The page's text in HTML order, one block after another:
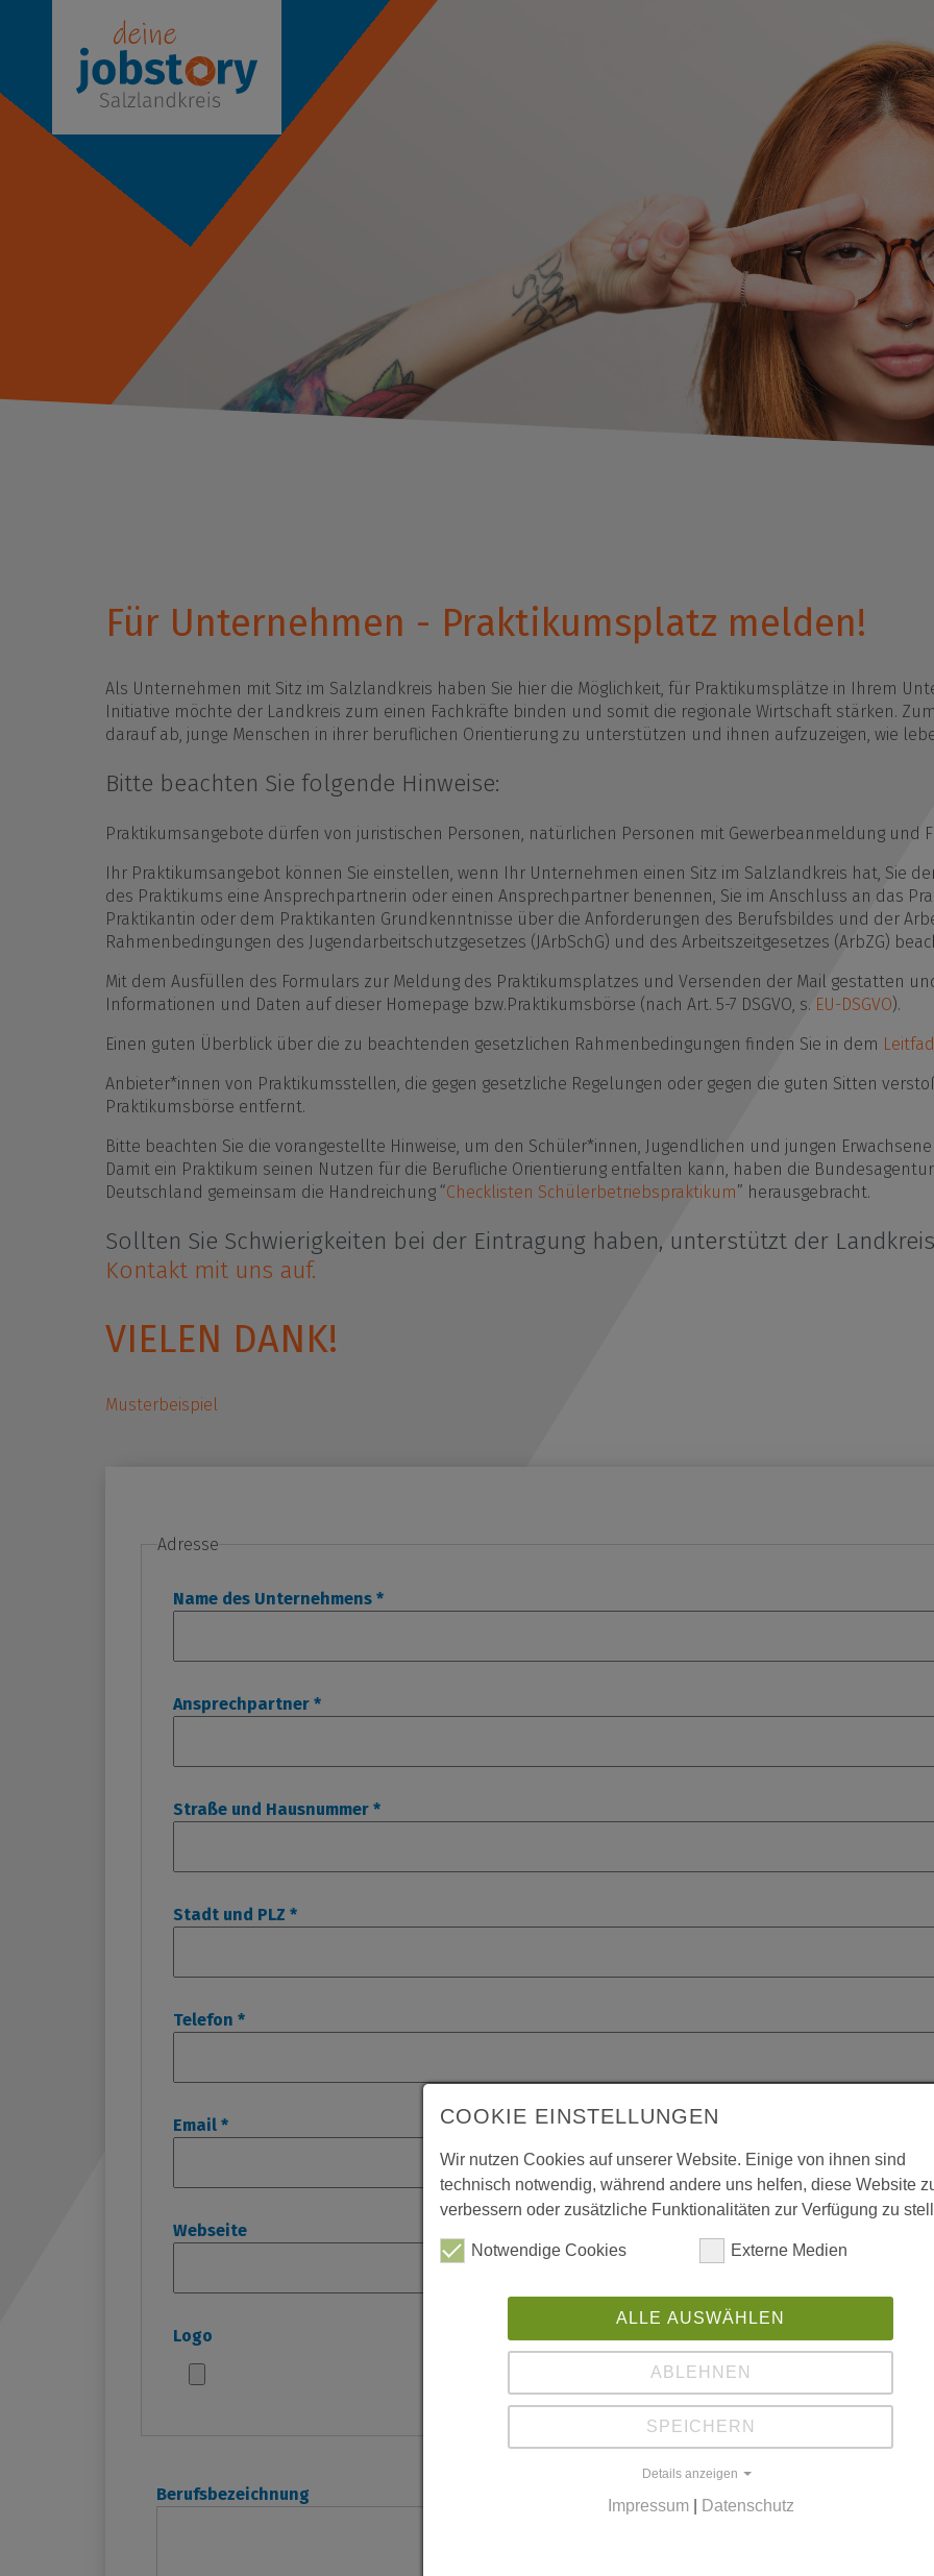
Ausbildung / Studium
JASS - Beratungsstelle
Für Unternehmen - Praktikumsplatz melden!
Als Unternehmen mit Sitz im Salzlandkreis haben Sie hier die Möglichkeit, für Praktikumsplätze in Ihrem
Initiative möchte der Landkreis zum einen Fachkräfte binden und somit die regionale Wirtschaft stärken.
darauf ab, junge Menschen in ihrer beruflichen Orientierung zu unterstützen und ihnen aufzuzeigen, wie
Bitte beachten Sie folgende Hinweise:
Praktikumsangebote dürfen von juristischen Personen, natürlichen Personen mit Gewerbeanmeldung und
Ihr Praktikumsangebot können Sie einstellen, wenn Ihr Unternehmen einen Sitz im Salzlandkreis hat, Sie
des Praktikums eine Ansprechpartnerin oder einen Ansprechpartner benennen, Sie im Anschluss an das
Praktikantin oder dem Praktikanten Grundkenntnisse über die Anforderungen des Berufsbildes und der
Rahmenbedingungen des Jugendarbeitschutzgesetzes (JArbSchG) und des Arbeitszeitgesetzes (ArbZG)
Mit dem Ausfüllen des Formulars zur Meldung des Praktikumsplatzes und Versenden der Mail gestatten
Informationen und Daten auf dieser Homepage bzw.Praktikumsbörse (nach Art. 5-7 DSGVO, s. EU-DSGVO).
Einen guten Überblick über die zu beachtenden gesetzlichen Rahmenbedingungen finden Sie in dem
Anbieter*innen von Praktikumsstellen, die gegen gesetzliche Regelungen oder gegen die guten Sitten
Praktikumsbörse entfernt.
Bitte beachten Sie die vorangestellte Hinweise, um den Schüler*innen, Jugendlichen und jungen
Damit ein Praktikum seinen Nutzen für die Berufliche Orientierung entfalten kann, haben die Bundesagentur
Deutschland gemeinsam die Handreichung “Checklisten Schülerbetriebspraktikum” herausgebracht.
Sollten Sie Schwierigkeiten bei der Eintragung haben, unterstützt der
Kontakt mit uns auf.
VIELEN DANK!
Musterbeispiel
Adresse
Name des Unternehmens*
Ansprechpartner*
Straße und Hausnummer*
Stadt und PLZ*
Telefon*
Email*
Webseite
Logo
Berufsbezeichnung
COOKIE EINSTELLUNGEN
Wir nutzen Cookies auf unserer Website. Einige von ihnen sind
technisch notwendig, während andere uns helfen, diese Website
verbessern oder zusätzliche Funktionalitäten zur Verfügung zu
Notwendige Cookies Externe Medien
ALLE AUSWÄHLEN
ABLEHNEN
SPEICHERN
Details anzeigen
Impressum| Datenschutz